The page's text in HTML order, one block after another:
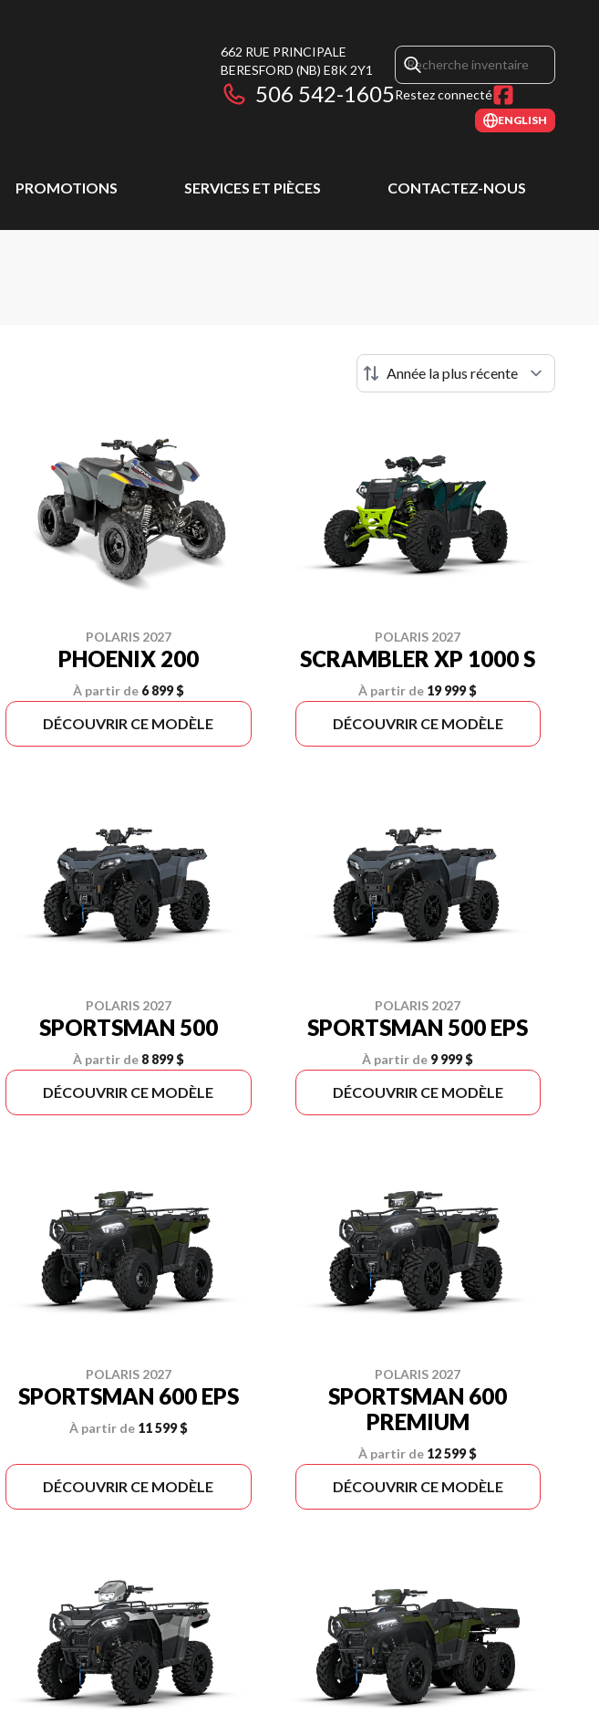
662 RUE PRINCIPALE
BERESFORD (NB) E8K 2Y1
506 542-1605Restez connecté
ENGLISH
PROMOTIONS SERVICES ET PIÈCES CONTACTEZ-NOUS
POLARIS 2027
PHOENIX 200
À partir de 6 899 $
DÉCOUVRIR CE MODÈLE
POLARIS 2027
SCRAMBLER XP 1000 S
À partir de 19 999 $
DÉCOUVRIR CE MODÈLE
POLARIS 2027
SPORTSMAN 500
À partir de 8 899 $
DÉCOUVRIR CE MODÈLE
POLARIS 2027
SPORTSMAN 500 EPS
À partir de 9 999 $
DÉCOUVRIR CE MODÈLE
POLARIS 2027
SPORTSMAN 600 EPS
À partir de 11 599 $
DÉCOUVRIR CE MODÈLE
POLARIS 2027
SPORTSMAN 600
PREMIUM
À partir de 12 599 $
DÉCOUVRIR CE MODÈLE